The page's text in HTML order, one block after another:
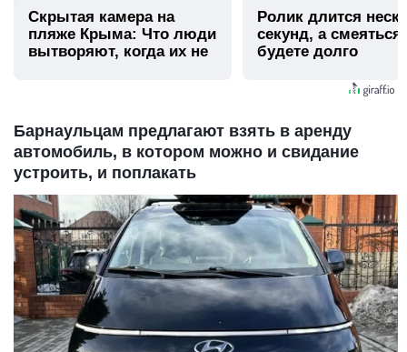
Скрытая камера на
пляже Крыма: Что люди
вытворяют, когда их не
Ролик длится
секунд, а
будете долго
Барнаульцам предлагают взять в аренду
автомобиль, в котором можно и свидание
устроить, и поплакать